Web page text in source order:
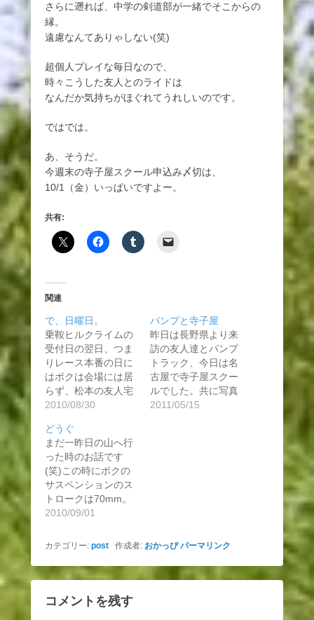
さらに遡れば、中学の剣道部が一緒でそこからの
縁。
遠慮なんてありゃしない(笑)
超個人プレイな毎日なので、
時々こうした友人とのライドは
なんだか気持ちがほぐれてうれしいのです。
ではでは。
あ、そうだ。
今週末の寺子屋スクール申込み〆切は、
10/1（金）いっぱいですよー。
共有:
関連
で、日曜日。
乗鞍ヒルクライムの
受付日の翌日、つま
りレース本番の日に
はボクは会場には居
らず、松本の友人宅
にいました…
2010/08/30
パンプと寺子屋
昨日は長野県より来
訪の友人達とパンプ
トラック、今日は名
古屋で寺子屋スクー
ルでした。共に写真
を撮りわす…
2011/05/15
どうぐ
まだ一昨日の山へ行
った時のお話です
(笑)この時にボクの
サスペンションのス
トロークは70mm。
まあ、友…
2010/09/01
カテゴリー: post 作成者: おかっぴ パーマリンク
コメントを残す